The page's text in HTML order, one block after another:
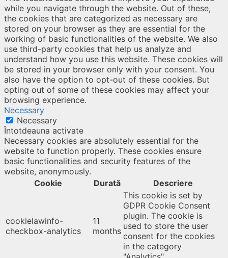
while you navigate through the website. Out of these,
the cookies that are categorized as necessary are
stored on your browser as they are essential for the
working of basic functionalities of the website. We also
use third-party cookies that help us analyze and
understand how you use this website. These cookies will
be stored in your browser only with your consent. You
also have the option to opt-out of these cookies. But
opting out of some of these cookies may affect your
browsing experience.
Necessary
Necessary
Întotdeauna activate
Necessary cookies are absolutely essential for the
website to function properly. These cookies ensure
basic functionalities and security features of the
website, anonymously.
Cookie
Durată Descriere
cookielawinfo-
checkbox-analytics
11
months
This cookie is set by
GDPR Cookie Consent
plugin. The cookie is
used to store the user
consent for the cookies
in the category